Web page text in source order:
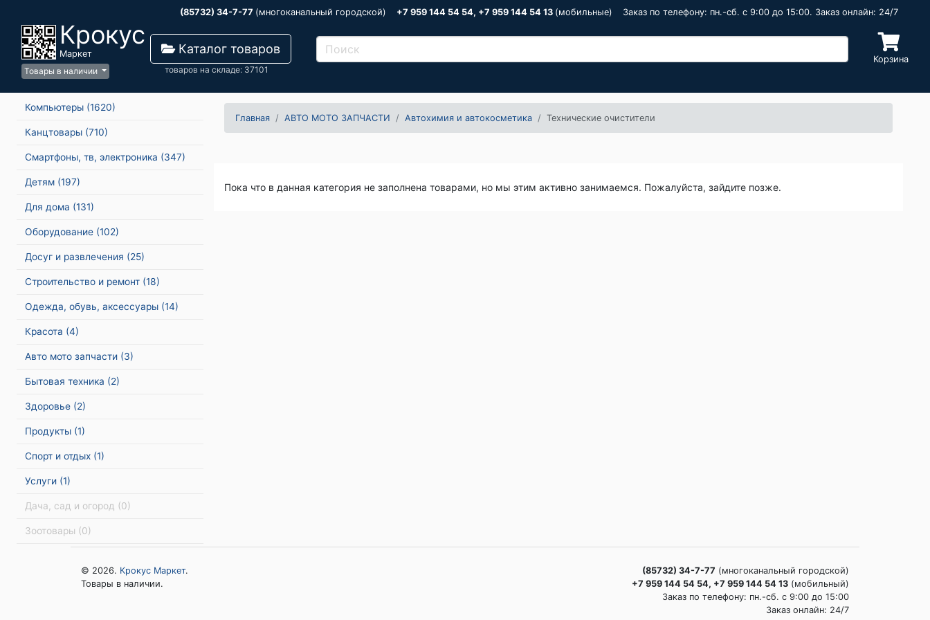
(85732) 34-7-77 (многоканальный городской) +7 959 144 54 54, +7 959 144 54 13 (мобильные) Заказ по телефону: пн.-сб. c 9:00 до 15:00. Заказ онлайн: 24/7
Крокус
Маркет
Товары в наличии
Каталог товаров
товаров на складе: 37101
Корзина
Компьютеры (1620)
Канцтовары (710)
Смартфоны, тв, электроника (347)
Детям (197)
Для дома (131)
Оборудование (102)
Досуг и развлечения (25)
Строительство и ремонт (18)
Одежда, обувь, аксессуары (14)
Красота (4)
Авто мото запчасти (3)
Бытовая техника (2)
Здоровье (2)
Продукты (1)
Спорт и отдых (1)
Услуги (1)
Дача, сад и огород (0)
Зоотовары (0)
Главная АВТО МОТО ЗАПЧАСТИ Автохимия и автокосметика Технические очистители
Пока что в данная категория не заполнена товарами, но мы этим активно занимаемся. Пожалуйста, зайдите позже.
© 2026. Крокус Маркет.
Товары в наличии.
(85732) 34-7-77 (многоканальный городской)
+7 959 144 54 54, +7 959 144 54 13 (мобильный)
Заказ по телефону: пн.-сб. c 9:00 до 15:00
Заказ онлайн: 24/7